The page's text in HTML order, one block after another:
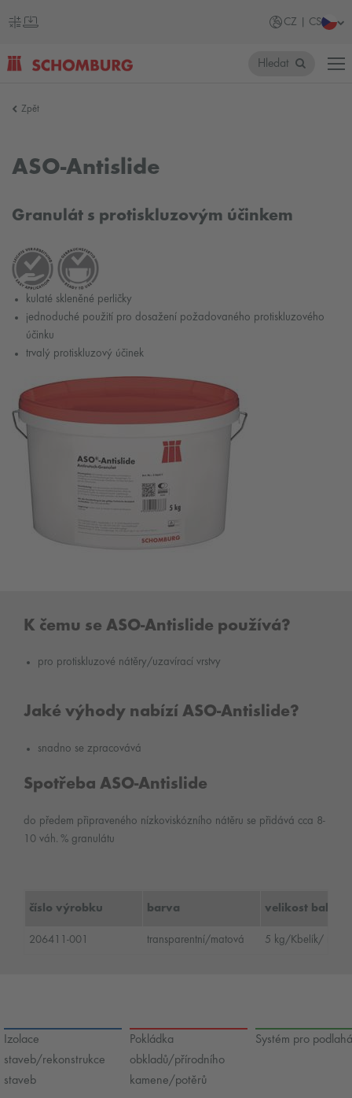
CZ | CS
Hledat
Zpět
ASO-Antislide
Granulát s protiskluzovým účinkem
kulaté skleněné perličky
jednoduché použití pro dosažení požadovaného protiskluzového
účinku
trvalý protiskluzový účinek
K čemu se ASO-Antislide používá?
pro protiskluzové nátěry/uzavírací vrstvy
Jaké výhody nabízí ASO-Antislide?
snadno se zpracovává
Spotřeba ASO-Antislide
do předem připraveného nízkoviskózního nátěru se přidává cca 8-
10 váh. % granulátu
číslo výrobku barva velikost balení
206411-001 transparentní/matová 5 kg/Kbelík/
Izolace
staveb/rekonstrukce
staveb
Pokládka
obkladů/přírodního
kamene/potěrů
Systém pro